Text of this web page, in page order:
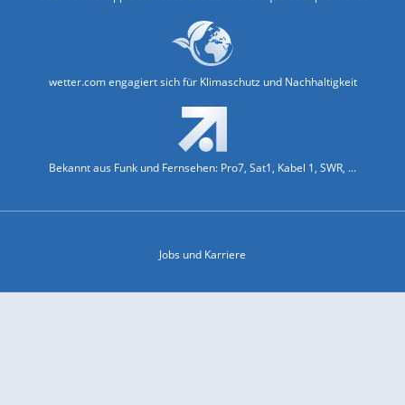
wetter.com engagiert sich für Klimaschutz und Nachhaltigkeit
Bekannt aus Funk und Fernsehen: Pro7, Sat1, Kabel 1, SWR, ...
Jobs und Karriere